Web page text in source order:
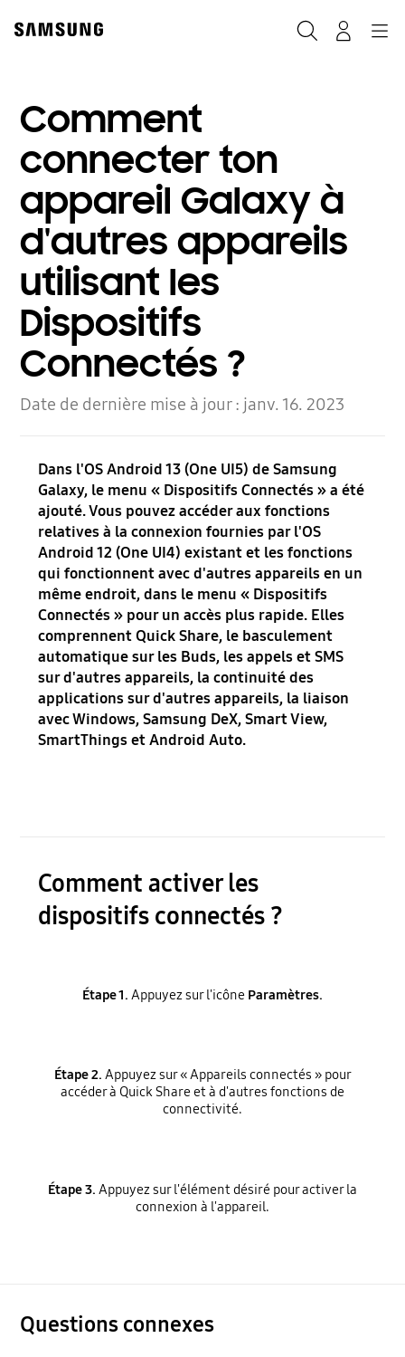
content
Comment
connecter ton
appareil Galaxy à
d'autres appareils
utilisant les
Dispositifs
Connectés ?
Date de dernière mise à jour : janv. 16. 2023
Dans l'OS Android 13 (One UI5) de Samsung
Galaxy, le menu « Dispositifs Connectés » a été
ajouté. Vous pouvez accéder aux fonctions
relatives à la connexion fournies par l'OS
Android 12 (One UI4) existant et les fonctions
qui fonctionnent avec d'autres appareils en un
même endroit, dans le menu « Dispositifs
Connectés » pour un accès plus rapide. Elles
comprennent Quick Share, le basculement
automatique sur les Buds, les appels et SMS
sur d'autres appareils, la continuité des
applications sur d'autres appareils, la liaison
avec Windows, Samsung DeX, Smart View,
SmartThings et Android Auto.
Comment activer les
dispositifs connectés ?
Étape 1. Appuyez sur l'icône Paramètres.
Étape 2. Appuyez sur « Appareils connectés » pour
accéder à Quick Share et à d'autres fonctions de
connectivité.
Étape 3. Appuyez sur l'élément désiré pour activer la
connexion à l'appareil.
Questions connexes